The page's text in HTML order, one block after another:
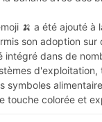
🍌 a été ajouté
son adoption sur
intégré dans de
symboles
touche colorée et